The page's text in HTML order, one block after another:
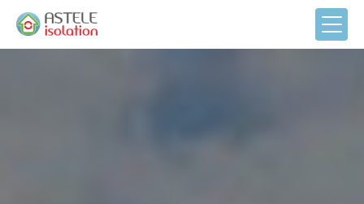
Panneau de gestion des cookies